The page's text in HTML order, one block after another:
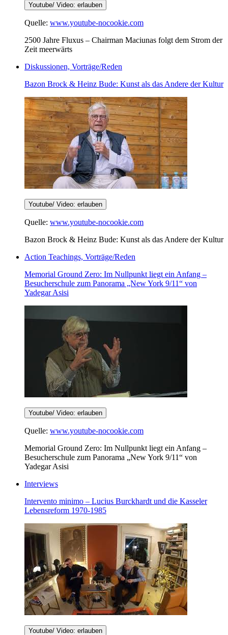
Youtube/ Video: erlauben
Quelle: www.youtube-nocookie.com
2500 Jahre Fluxus – Chairman Maciunas folgt dem Strom der
Zeit meerwärts
Diskussionen, Vorträge/Reden
Bazon Brock & Heinz Bude: Kunst als das Andere der Kultur
Youtube/ Video: erlauben
Quelle: www.youtube-nocookie.com
Bazon Brock & Heinz Bude: Kunst als das Andere der Kultur
Action Teachings, Vorträge/Reden
Memorial Ground Zero: Im Nullpunkt liegt ein Anfang –
Besucherschule zum Panorama „New York 9/11“ von
Yadegar Asisi
Youtube/ Video: erlauben
Quelle: www.youtube-nocookie.com
Memorial Ground Zero: Im Nullpunkt liegt ein Anfang –
Besucherschule zum Panorama „New York 9/11“ von
Yadegar Asisi
Interviews
Intervento minimo – Lucius Burckhardt und die Kasseler
Lebensreform 1970-1985
Youtube/ Video: erlauben